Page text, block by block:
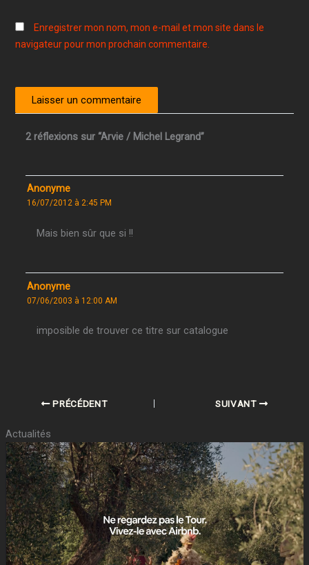
Enregistrer mon nom, mon e-mail et mon site dans le
navigateur pour mon prochain commentaire.
2 réflexions sur “Arvie / Michel Legrand”
Anonyme
16/07/2012 à 2:45 PM
Mais bien sûr que si !!
Anonyme
07/06/2003 à 12:00 AM
imposible de trouver ce titre sur catalogue
PRÉCÉDENT SUIVANT
Actualités